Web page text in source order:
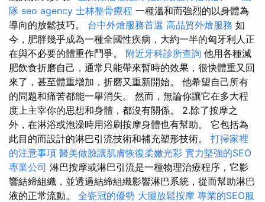
隊 seo agency 士林整骨療程 一種溫和而強烈的以身體為
導向的放鬆技巧。 台中外燴服務首選 高品質外燴服務 如
今，肥胖幾乎成為一種全國性疾病，大約一半的匈牙利人正
在與不必要的體重作鬥爭。 附近牙科診所查詢 他用各種減
肥飲食折磨自己，通常只能帶來暫時的效果，很快體重又回
來了，甚至體重增加，折磨又重新開始。 他希望自己所有
的問題和痛苦都能一舉消失。 然而，無論你讓它在多大程
度上主宰你的思想和身體，都沒有關係。 2.除了按摩之
外，在淋浴或泡澡時用浴刷按摩身體也有幫助。 它包括為
此目的而設計的淋巴引流技術和補充塑形技術。 打掃家裡
的注意事項 醫美做臉讓肌膚恢復柔嫩光彩 實力堅強的SEO
專業公司 淋巴按摩或淋巴引流是一種物理治療程序，它影
響結締組織，並透過結締組織影響淋巴系統，從而幫助淋巴
液的正常流動。 全瓷冠的優勢 大腿放鬆按摩 專業的SEO服